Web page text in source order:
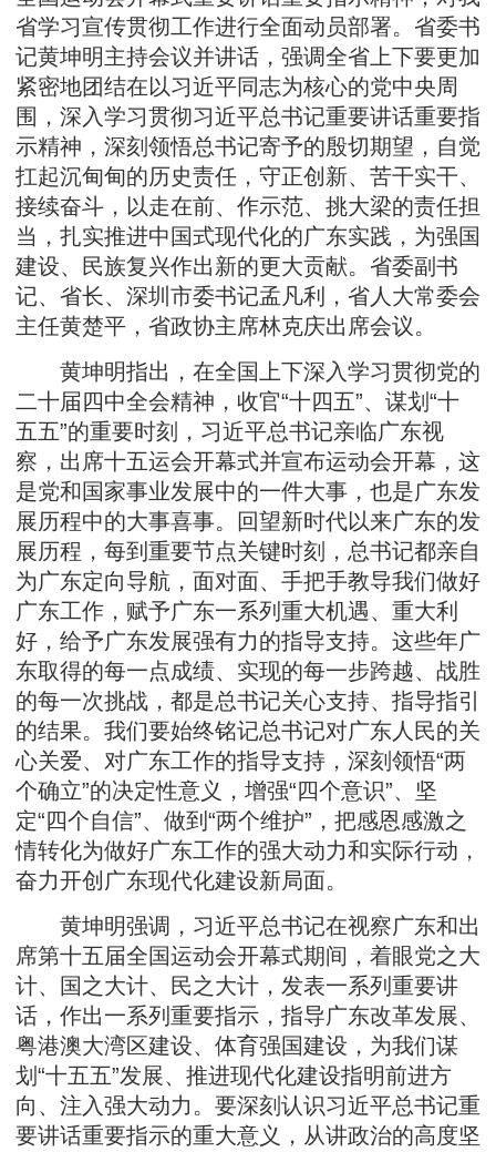
省学习宣传贯彻工作进行全面动员部署。省委书
记黄坤明主持会议并讲话，强调全省上下要更加
紧密地团结在以习近平同志为核心的党中央周
围，深入学习贯彻习近平总书记重要讲话重要指
示精神，深刻领悟总书记寄予的殷切期望，自觉
扛起沉甸甸的历史责任，守正创新、苦干实干、
接续奋斗，以走在前、作示范、挑大梁的责任担
当，扎实推进中国式现代化的广东实践，为强国
建设、民族复兴作出新的更大贡献。省委副书
记、省长、深圳市委书记孟凡利，省人大常委会
主任黄楚平，省政协主席林克庆出席会议。
黄坤明指出，在全国上下深入学习贯彻党的
二十届四中全会精神，收官“十四五”、谋划“十
五五”的重要时刻，习近平总书记亲临广东视
察，出席十五运会开幕式并宣布运动会开幕，这
是党和国家事业发展中的一件大事，也是广东发
展历程中的大事喜事。回望新时代以来广东的发
展历程，每到重要节点关键时刻，总书记都亲自
为广东定向导航，面对面、手把手教导我们做好
广东工作，赋予广东一系列重大机遇、重大利
好，给予广东发展强有力的指导支持。这些年广
东取得的每一点成绩、实现的每一步跨越、战胜
的每一次挑战，都是总书记关心支持、指导指引
的结果。我们要始终铭记总书记对广东人民的关
心关爱、对广东工作的指导支持，深刻领悟“两
个确立”的决定性意义，增强“四个意识”、坚
定“四个自信”、做到“两个维护”，把感恩感激之
情转化为做好广东工作的强大动力和实际行动，
奋力开创广东现代化建设新局面。
黄坤明强调，习近平总书记在视察广东和出
席第十五届全国运动会开幕式期间，着眼党之大
计、国之大计、民之大计，发表一系列重要讲
话，作出一系列重要指示，指导广东改革发展、
粤港澳大湾区建设、体育强国建设，为我们谋
划“十五五”发展、推进现代化建设指明前进方
向、注入强大动力。要深刻认识习近平总书记重
要讲话重要指示的重大意义，从讲政治的高度坚